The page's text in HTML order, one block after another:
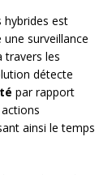
hybrides est
surveillance
travers les
détecte
par rapport
ainsi le temps